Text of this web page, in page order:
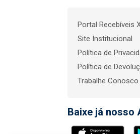
Portal Recebíveis
Site Institucional
Política de
Política de
Trabalhe Conosco
Baixe já nosso